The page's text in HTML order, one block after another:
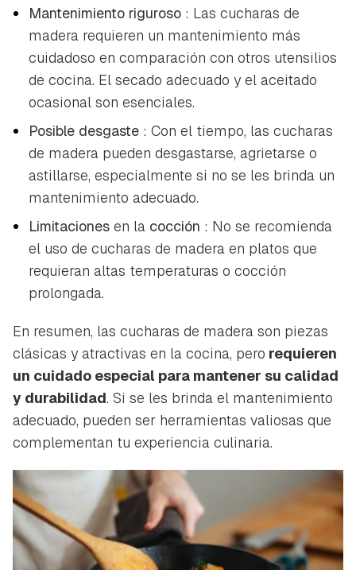
Mantenimiento riguroso : Las cucharas de
madera requieren un mantenimiento más
cuidadoso en comparación con otros utensilios
de cocina. El secado adecuado y el aceitado
ocasional son esenciales.
Posible desgaste : Con el tiempo, las cucharas
de madera pueden desgastarse, agrietarse o
astillarse, especialmente si no se les brinda un
mantenimiento adecuado.
Limitaciones en la cocción : No se recomienda
el uso de cucharas de madera en platos que
requieran altas temperaturas o cocción
prolongada.
En resumen, las cucharas de madera son piezas
clásicas y atractivas en la cocina, pero requieren
un cuidado especial para mantener su calidad
y durabilidad. Si se les brinda el mantenimiento
adecuado, pueden ser herramientas valiosas que
complementan tu experiencia culinaria.